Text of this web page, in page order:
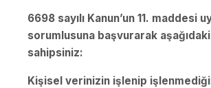
6698 sayılı Kanun’un 11. maddesi
sorumlusuna başvurarak
sahipsiniz:
Kişisel verinizin işlenip